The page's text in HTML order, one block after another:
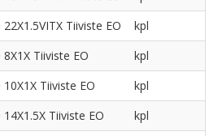
22X1.5VITX Tiiviste EO
kpl
8X1X Tiiviste EO
kpl
10X1X Tiiviste EO
kpl
14X1.5X Tiiviste EO
kpl